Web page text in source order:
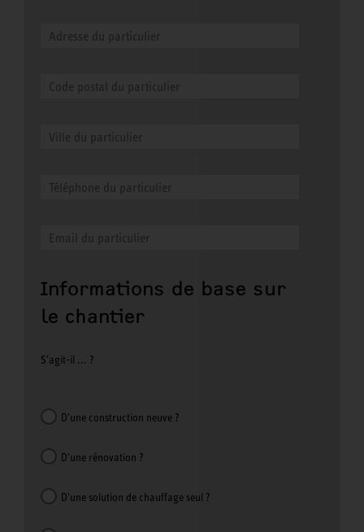
Informations de base sur
le chantier
S'agit-il ... ?
D'une construction neuve ?
D'une rénovation ?
D'une solution de chauffage seul ?